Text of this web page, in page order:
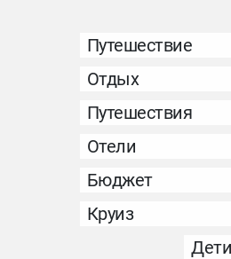
Путешествие
Отдых
Путешествия
Отели
Бюджет
Круиз
Дети